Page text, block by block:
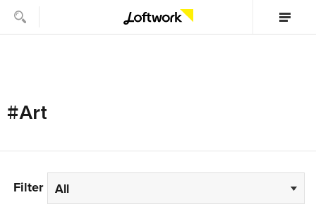
#Art
Filter All